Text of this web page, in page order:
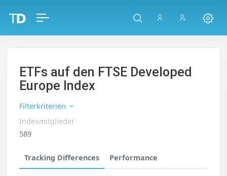
ETFs auf den FTSE Developed
Europe Index
Filterkriterien
Indexmitglieder
589
Tracking Differences Performance